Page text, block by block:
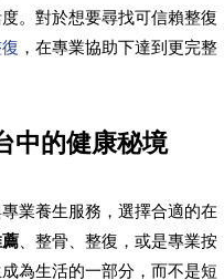
。對於想要尋找可信賴整復
，在專業協助下達到更完整
中的健康秘境
業養生服務，選擇合適的在
、整骨、整復，或是專業按
為生活的一部分，而不是短